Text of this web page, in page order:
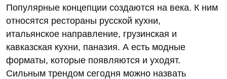
Популярные концепции создаются на века. К ним
относятся рестораны русской кухни,
итальянское направление, грузинская и
кавказская кухни, паназия. А есть модные
форматы, которые появляются и уходят.
Сильным трендом сегодня можно назвать